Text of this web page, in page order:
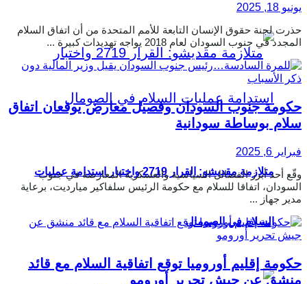
متلازمة مقديشو: القرار 2719 واختبار استدامة عمليات
السلام في الصومال
يونيو 18, 2025
حذرت لجنة حقوق الإنسان التابعة للأمم المتحدة من أن اتفاق السلام
المجدد في جنوب السودان لعام 2018 يواجه تهديدات كبيرة ...
حكومة جنوب السودان وفصيل معارض يوقعان اتفاق
سلام بوساطة سودانية
فبراير 6, 2025
وقّع أحد أبرز الفصائل السياسية والعسكرية المعارضة في جنوب
السودان، اتفاقا للسلام مع حكومة الرئيس سلفاكير ميارديت، برعاية
مدير جهاز ...
حكومة إقليم أوروميا توقع اتفاقية السلام مع قائد
منشق عن جيش تحرير أورومو